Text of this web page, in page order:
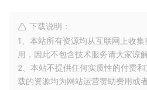
下载说明：
1、本站所有资源均从互联网上收
用，因此不包含技术服务请大家谅
2、本站不提供任何实质性的付费
载的资源均为网站运营赞助费用或